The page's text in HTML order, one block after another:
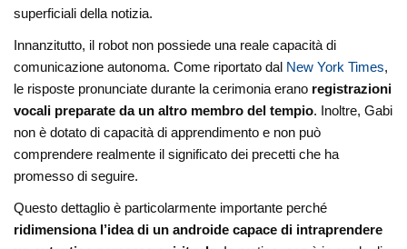
superficiali della notizia.
Innanzitutto, il robot non possiede una reale capacità di
comunicazione autonoma. Come riportato dal New York Times,
le risposte pronunciate durante la cerimonia erano registrazioni
vocali preparate da un altro membro del tempio. Inoltre, Gabi
non è dotato di capacità di apprendimento e non può
comprendere realmente il significato dei precetti che ha
promesso di seguire.
Questo dettaglio è particolarmente importante perché
ridimensiona l’idea di un androide capace di intraprendere